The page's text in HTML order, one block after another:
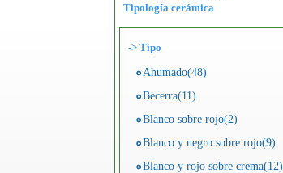
Tipología cerámica
-> Tipo
Ahumado(48)
Becerra(11)
Blanco sobre rojo(2)
Blanco y negro sobre rojo(9)
Blanco y rojo sobre crema(12)